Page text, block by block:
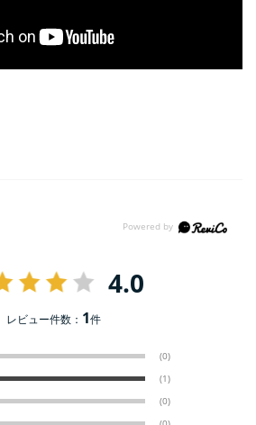
4.0
レビュー件数： 1件
(0)
(1)
(0)